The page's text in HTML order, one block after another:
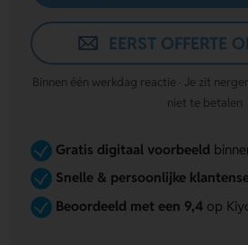
EERST OFFERTE
Binnen één werkdag reactie · Je zit
niet te betalen
Gratis digitaal voorbeeld
Snelle & persoonlijke
Beoordeeld met een 9,4op